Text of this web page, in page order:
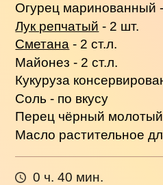
Огурец маринованный
Лук репчатый - 2 шт.
Сметана - 2 ст.л.
Майонез - 2 ст.л.
Кукуруза
Соль - по вкусу
Перец чёрный молотый
Масло растительное
0 ч. 40 мин.